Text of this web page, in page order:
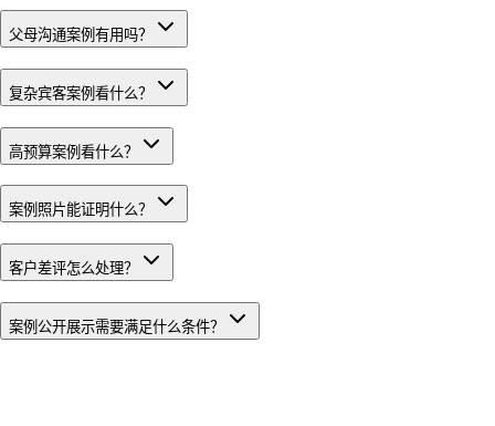
父母沟通案例有用吗？
复杂宾客案例看什么？
高预算案例看什么？
案例照片能证明什么？
客户差评怎么处理？
案例公开展示需要满足什么条件？